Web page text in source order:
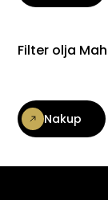
Filter olja
Nakup